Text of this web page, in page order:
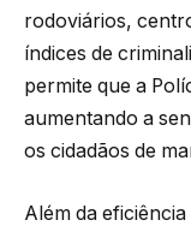
rodoviários,
índices de
permite que a
aumentando a
os cidadãos de
Além da